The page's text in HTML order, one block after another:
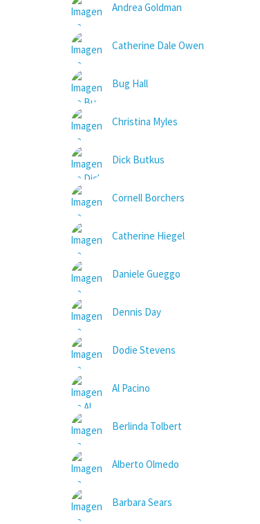
Andrea Goldman
Catherine Dale Owen
Bug Hall
Christina Myles
Dick Butkus
Cornell Borchers
Catherine Hiegel
Daniele Gueggo
Dennis Day
Dodie Stevens
Al Pacino
Berlinda Tolbert
Alberto Olmedo
Barbara Sears